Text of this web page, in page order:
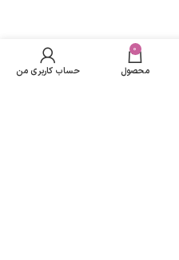
تومان
باشد
0
محصول حساب کاربری من